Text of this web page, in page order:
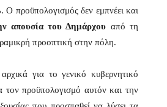
προϋπολογισμός δεν εμπνέει και
απουσία του Δημάρχου από τη
προοπτική στην πόλη.
για το γενικό κυβερνητικό
τον προϋπολογισμό αυτόν και την